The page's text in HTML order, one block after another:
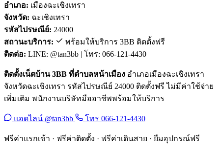
อำเภอ: เมืองฉะเชิงเทรา
จังหวัด: ฉะเชิงเทรา
รหัสไปรษณีย์: 24000
สถานะบริการ:
พร้อมให้บริการ 3BB ติดตั้งฟรี
ติดต่อ: LINE: @tan3bb | โทร: 066-121-4430
ติดตั้งเน็ตบ้าน 3BB ที่ตำบลหน้าเมือง อำเภอเมืองฉะเชิงเทรา
จังหวัดฉะเชิงเทรา รหัสไปรษณีย์ 24000 ติดตั้งฟรี ไม่มีค่าใช้จ่าย
เพิ่มเติม พนักงานบริษัทมืออาชีพพร้อมให้บริการ
แอดไลน์ @tan3bb โทร 066-121-4430
ฟรีค่าแรกเข้า · ฟรีค่าติดตั้ง · ฟรีค่าเดินสาย · ยืมอุปกรณ์ฟรี